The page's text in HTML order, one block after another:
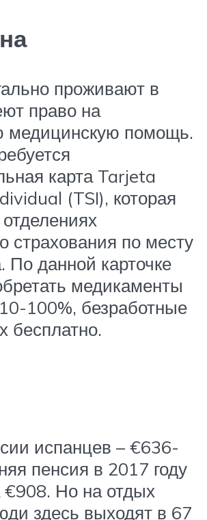
проживают в
право на
медицинскую помощь.
карта Tarjeta
(TSI), которая
страхования по месту
По данной карточке
медикаменты
100%, безработные
бесплатно.
испанцев – €636-
пенсия в 2017 году
€908. Но на отдых
здесь выходят в 67